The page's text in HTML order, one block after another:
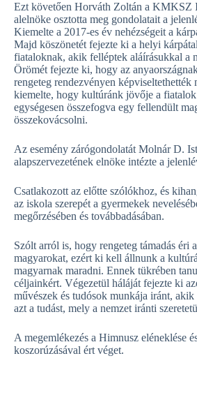
Ezt követően Horváth Zoltán a KMKSZ
alelnöke osztotta meg gondolatait a
Kiemelte a 2017-es év nehézségeit a
Majd köszönetét fejezte ki a helyi
fiataloknak, akik felléptek aláírásukkal a
Örömét fejezte ki, hogy az
rengeteg rendezvényen képviseltethették
kiemelte, hogy kultúránk jövője a fiatalok
egységesen összefogva egy fellendült
összekovácsolni.
Az esemény zárógondolatát Molnár D.
alapszervezetének elnöke intézte a
Csatlakozott az előtte szólókhoz, és
az iskola szerepét a gyermekek
megőrzésében és továbbadásában.
Szólt arról is, hogy rengeteg támadás éri
magyarokat, ezért ki kell állnunk a
magyarnak maradni. Ennek tükrében
céljainkért. Végezetül háláját fejezte ki
művészek és tudósok munkája iránt,
azt a tudást, mely a nemzet iránti
A megemlékezés a Himnusz eléneklése
koszorúzásával ért véget.